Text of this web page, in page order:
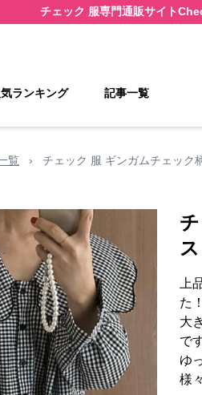
チェック 服専門通販サイト
気ランキング 記事一覧
覧 › チェック 服 ギンガムチェック
上
た！
大
で
ゆ
様